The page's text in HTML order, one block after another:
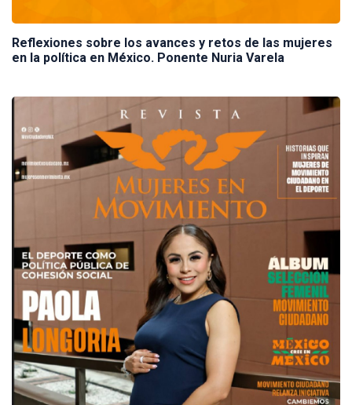
Reflexiones sobre los avances y retos de las mujeres
en la política en México. Ponente Nuria Varela